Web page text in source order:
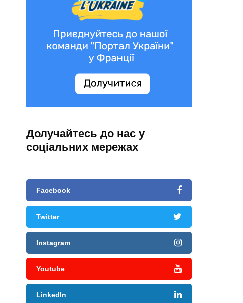
Долучайтесь до нас у
соціальних мережах
Facebook
Twitter
Instagram
Youtube
LinkedIn